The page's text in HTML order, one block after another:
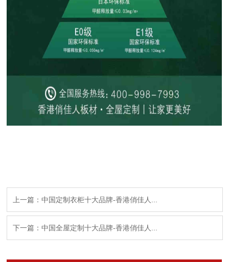
上一篇：中国定制衣柜十大品牌-香港俏佳人...
下一篇：中国全屋定制十大品牌-香港俏佳人...